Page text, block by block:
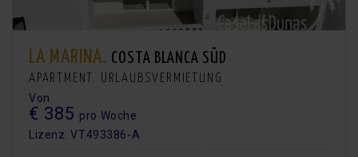
LA MARINA. COSTA BLANCA SÜD
APARTMENT. URLAUBSVERMIETUNG
Von
€ 385 pro Woche
Lizenz: VT493386-A